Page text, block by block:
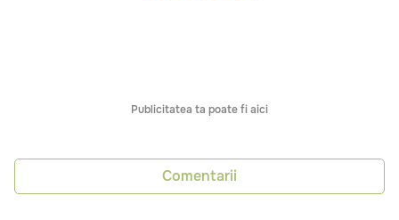
Publicitatea ta poate fi aici
Comentarii